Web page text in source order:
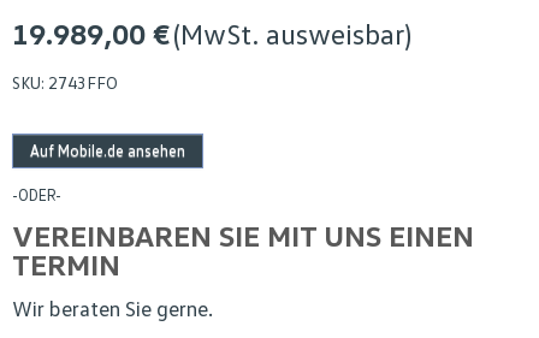
19.989,00 €(MwSt. ausweisbar)
SKU: 2743FFO
Auf Mobile.de ansehen
-ODER-
VEREINBAREN SIE MIT UNS EINEN
TERMIN
Wir beraten Sie gerne.